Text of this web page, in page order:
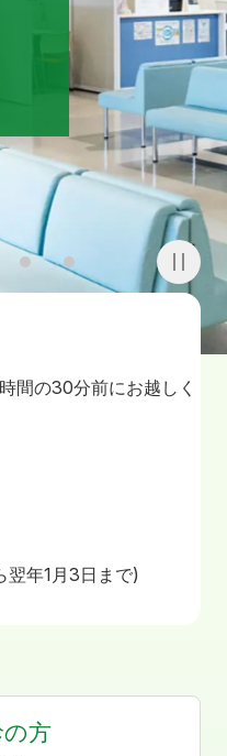
3 5
間の30分前にお越しく
翌年1月3日まで)
方